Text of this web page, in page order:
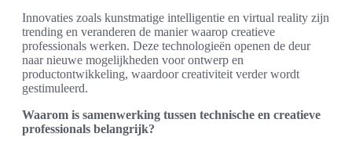
Innovaties zoals kunstmatige intelligentie en virtual reality zijn
trending en veranderen de manier waarop creatieve
professionals werken. Deze technologieën openen de deur
naar nieuwe mogelijkheden voor ontwerp en
productontwikkeling, waardoor creativiteit verder wordt
gestimuleerd.
Waarom is samenwerking tussen technische en creatieve
professionals belangrijk?